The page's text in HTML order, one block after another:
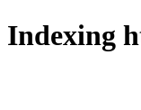
Indexing